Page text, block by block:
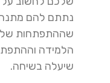
נתתם להם
שההתפתחות
הלמידה
שיעלה בשיחה.